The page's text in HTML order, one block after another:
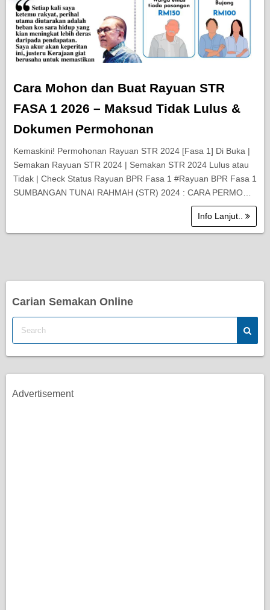
Cara Mohon dan Buat Rayuan STR
FASA 1 2026 – Maksud Tidak Lulus &
Dokumen Permohonan
Kemaskini! Permohonan Rayuan STR 2024 [Fasa 1] Di Buka |
Semakan Rayuan STR 2024 | Semakan STR 2024 Lulus atau
Tidak | Check Status Rayuan BPR Fasa 1 #Rayuan BPR Fasa 1
SUMBANGAN TUNAI RAHMAH (STR) 2024 : CARA PERMO…
Info Lanjut..
Carian Semakan Online
Advertisement